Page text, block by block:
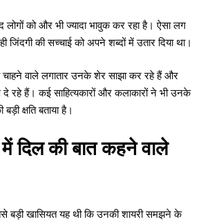
को और भी ज्यादा भावुक कर रहा है। ऐसा लग
जिंदगी की सच्चाई को अपने शब्दों में उतार दिया था।
वाले लगातार उनके शेर साझा कर रहे हैं और
दे रहे हैं। कई साहित्यकारों और कलाकारों ने भी उनके
क्षति बताया है।
दिल की बात कहने वाले
बड़ी खासियत यह थी कि उनकी शायरी समझने के